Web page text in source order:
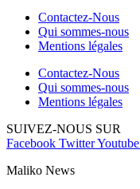
Contactez-Nous
Qui sommes-nous
Mentions légales
Contactez-Nous
Qui sommes-nous
Mentions légales
SUIVEZ-NOUS SUR
Facebook TwitterYoutube
Maliko News